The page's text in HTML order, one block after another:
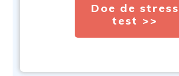
Doe de stress
test >>